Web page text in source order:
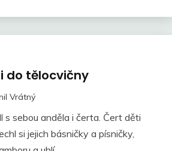
do tělocvičny
Vrátný
s sebou anděla i čerta. Čert děti
si jejich básničky a písničky,